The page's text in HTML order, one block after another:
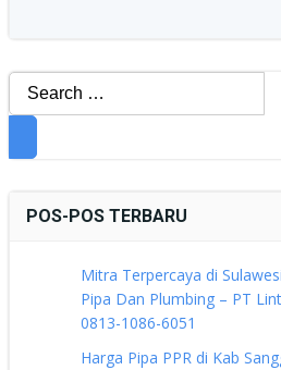
Search
POS-POS TERBARU
Mitra Terpercaya di
Pipa Dan Plumbing – PT
0813-1086-6051
Harga Pipa PPR di Kab